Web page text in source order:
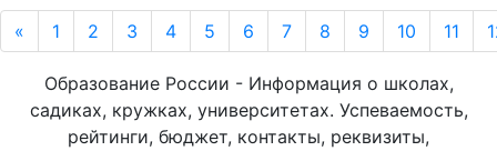
« 1 2 3 4 5 6 7 8 9 10 11
Образование России - Информация о школах,
садиках, кружках, университетах. Успеваемость,
рейтинги, бюджет, контакты, реквизиты,